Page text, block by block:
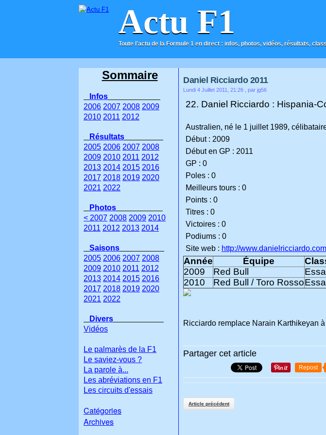
Actu F1
Toute l'actu de la Formule 1 en direct : infos, photos, vidéos, résultats,
ACCUEIL CONTACT
Daniel Ricciardo 2011
Lundi 4 Juillet 2011, 21:26 , par jg56
22. Daniel Ricciardo : Hispania-
Australien, né le 1 juillet 1989,
Début : 2009
Début en GP : 2011
GP : 0
Poles : 0
Meilleurs tours : 0
Points : 0
Titres : 0
Victoires : 0
Podiums : 0
Site web : http://
Année Équipe
2009
Red Bull
2010
Red Bull / Toro Rosso
Ricciardo remplace Narain Karthikeyan
Partager cet article
Repost
Article précédent
Sommaire
Infos
2006 2007 2008 2009
2010 2011 2012
Résultats
2005 2006 2007 2008
2009 2010 2011 2012
2013 2014 2015 2016
2017 2018 2019 2020
2021 2022
Photos
< 2007 2008 2009 2010
2011 2012 2013 2014
Saisons
2005 2006 2007 2008
2009 2010 2011 2012
2013 2014 2015 2016
2017 2018 2019 2020
2021 2022
Divers
Vidéos
Le palmarès de la F1
Le saviez-vous ?
La parole à...
Les abréviations en F1
Les circuits d'essais
Catégories
Archives